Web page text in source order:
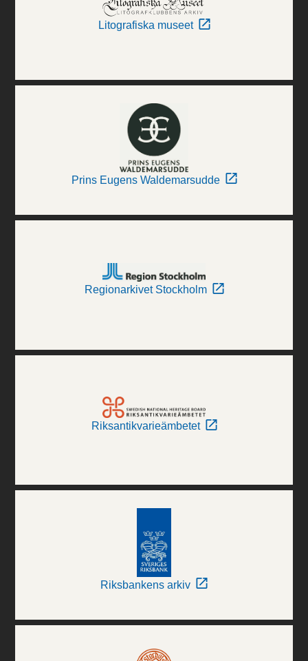
Litografiska museet
Prins Eugens Waldemarsudde
Regionarkivet Stockholm
Riksantikvarieämbetet
Riksbankens arkiv